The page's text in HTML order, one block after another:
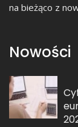
na bieżąco z
Nowości